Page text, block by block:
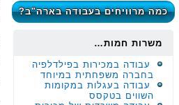
כמה מרוויחים בעבודה בארה"ב?
משרות חמות…
עבודה במכירות בפילדלפיה
בחברה משפחתית במיוחד
עבודה בעגלות במקומות
השווים בטקסס